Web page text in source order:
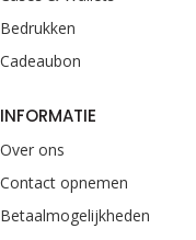
Bedrukken
Cadeaubon
INFORMATIE
Over ons
Contact opnemen
Betaalmogelijkheden